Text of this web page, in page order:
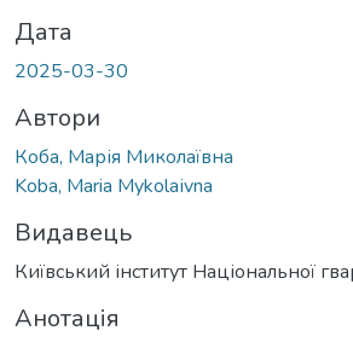
Дата
2025-03-30
Автори
Коба, Марія Миколаївна
Koba, Maria Mykolaіvna
Видавець
Київський інститут Національної
Анотація